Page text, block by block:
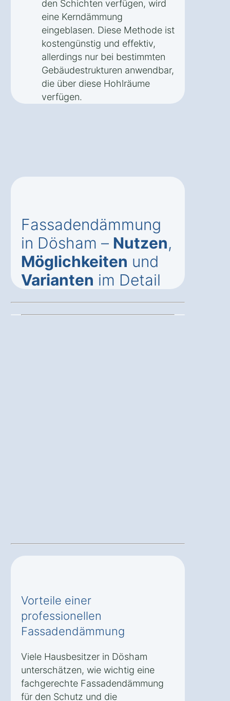
den Schichten verfügen, wird
eine Kerndämmung
eingeblasen. Diese Methode ist
kostengünstig und effektiv,
allerdings nur bei bestimmten
Gebäudestrukturen anwendbar,
die über diese Hohlräume
verfügen.
Fassadendämmung
in Dösham – Nutzen,
Möglichkeiten und
Varianten im Detail
Vorteile einer
professionellen
Fassadendämmung
Viele Hausbesitzer in Dösham
unterschätzen, wie wichtig eine
fachgerechte Fassadendämmung
für den Schutz und die